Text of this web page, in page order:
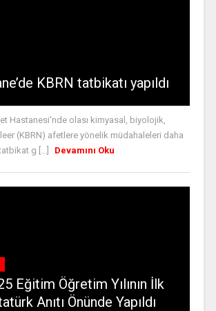
KBRN tatbikatı yapıldı
Hastanesi'nde olası kimyasal, biyolojik,
(KBRN) afetlere yönelik müdahaleleri daha
g [...]
Devamını Oku
Eğitim Öğretim Yılının İlk
Anıtı Önünde Yapıldı